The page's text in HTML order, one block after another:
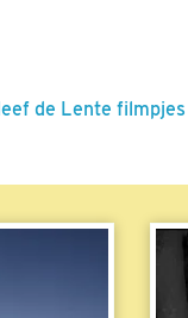
de Lente filmpjes